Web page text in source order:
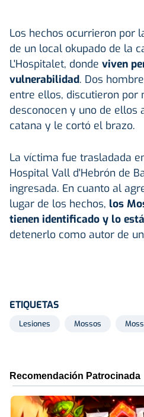
Los hechos ocurrieron por
de un local okupado de la
L'Hospitalet, donde viven
vulnerabilidad. Dos
entre ellos, discutieron por
desconocen y uno de ellos
catana y le cortó el brazo.
La víctima fue trasladada
Hospital Vall d'Hebrón de
ingresada. En cuanto al
lugar de los hechos, los
tienen identificado y lo
detenerlo como autor de
ETIQUETAS
Lesiones Mossos